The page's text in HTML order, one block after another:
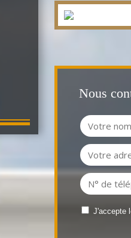
Nous
J'accepte